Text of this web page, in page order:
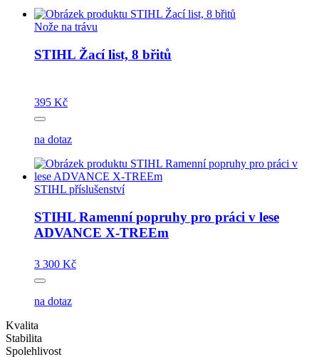
Nože na trávu
STIHL Žací list, 8 břitů
395 Kč
na dotaz
STIHL příslušenství
STIHL Ramenní popruhy pro práci v lese
ADVANCE X-TREEm
3 300 Kč
na dotaz
Kvalita
Stabilita
Spolehlivost